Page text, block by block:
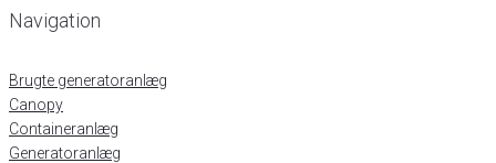
Navigation
Brugte generatoranlæg
Canopy
Containeranlæg
Generatoranlæg